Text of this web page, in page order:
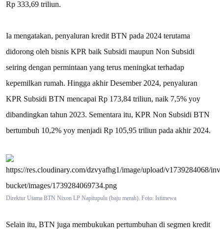
Rp 333,69 triliun.
Ia mengatakan, penyaluran kredit BTN pada 2024 terutama
didorong oleh bisnis KPR baik Subsidi maupun Non Subsidi
seiring dengan permintaan yang terus meningkat terhadap
kepemilkan rumah. Hingga akhir Desember 2024, penyaluran
KPR Subsidi BTN mencapai Rp 173,84 triliun, naik 7,5% yoy
dibandingkan tahun 2023. Sementara itu, KPR Non Subsidi BTN
bertumbuh 10,2% yoy menjadi Rp 105,95 triliun pada akhir 2024.
Direktur Utama BTN Nixon LP Napitupulu (baju merah). Foto: Istimewa
Selain itu, BTN juga membukukan pertumbuhan di segmen kredit